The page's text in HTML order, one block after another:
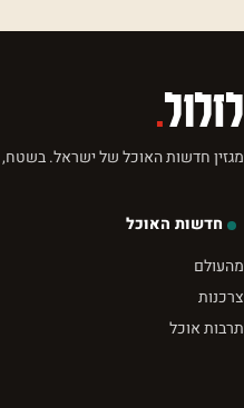
לזלול.
מגזין חדשות האוכל של ישראל. בשטח,
חדשות האוכל
מהעולם
צרכנות
תרבות אוכל